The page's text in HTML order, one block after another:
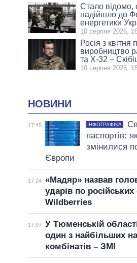
Стало відомо,
надійшло до
енергетики
10 серпня 2026,
Росія з квітня
виробництво
та Х-32 –
10 серпня 2026,
НОВИНИ
17:45 ІНФОГРАФІКА
паспортів:
змінилися
Європи
17:24 «Мадяр» назвав
ударів по
Wildberries
17:07 У Тюменській
один з найбільших
комбінатів – ЗМІ